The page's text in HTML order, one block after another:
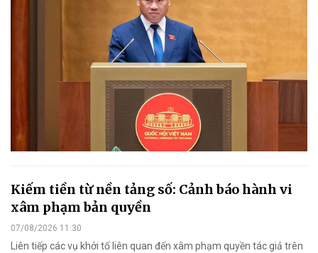
Kiếm tiền từ nền tảng số: Cảnh báo hành vi
xâm phạm bản quyền
07/08/2026 11:30
Liên tiếp các vụ khởi tố liên quan đến xâm phạm quyền tác giả trên